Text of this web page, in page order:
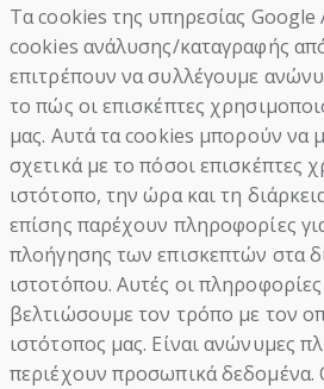
Τα cookies της υπηρεσίας Google
cookies ανάλυσης/καταγραφής
επιτρέπουν να συλλέγουμε
το πώς οι επισκέπτες
μας. Αυτά τα cookies μπορούν να
σχετικά με το πόσοι επισκέπτες
ιστότοπο, την ώρα και τη
επίσης παρέχουν πληροφορίες
πλοήγησης των επισκεπτών στα
ιστοτόπου. Αυτές οι
βελτιώσουμε τον τρόπο με τον
ιστότοπος μας. Είναι ανώνυμες
περιέχουν προσωπικά δεδομένα.